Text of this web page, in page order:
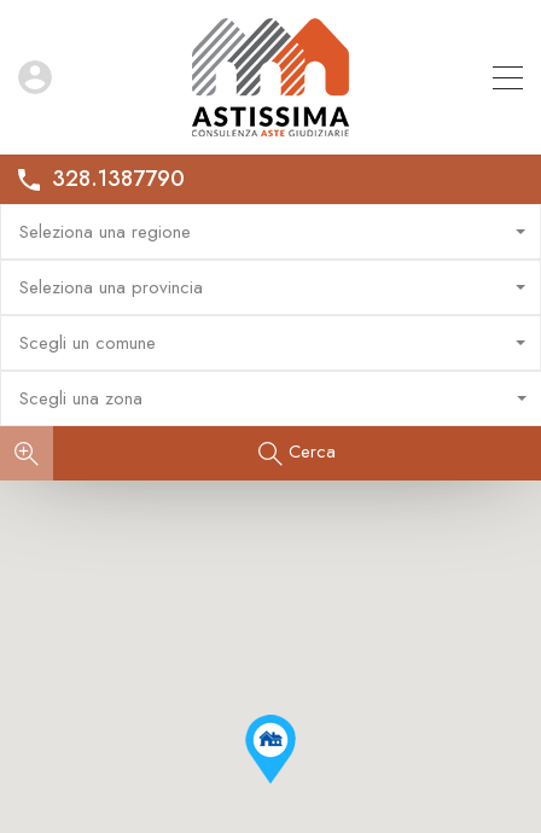
328.1387790
Seleziona una regione
Seleziona una provincia
Scegli un comune
Scegli una zona
Cerca